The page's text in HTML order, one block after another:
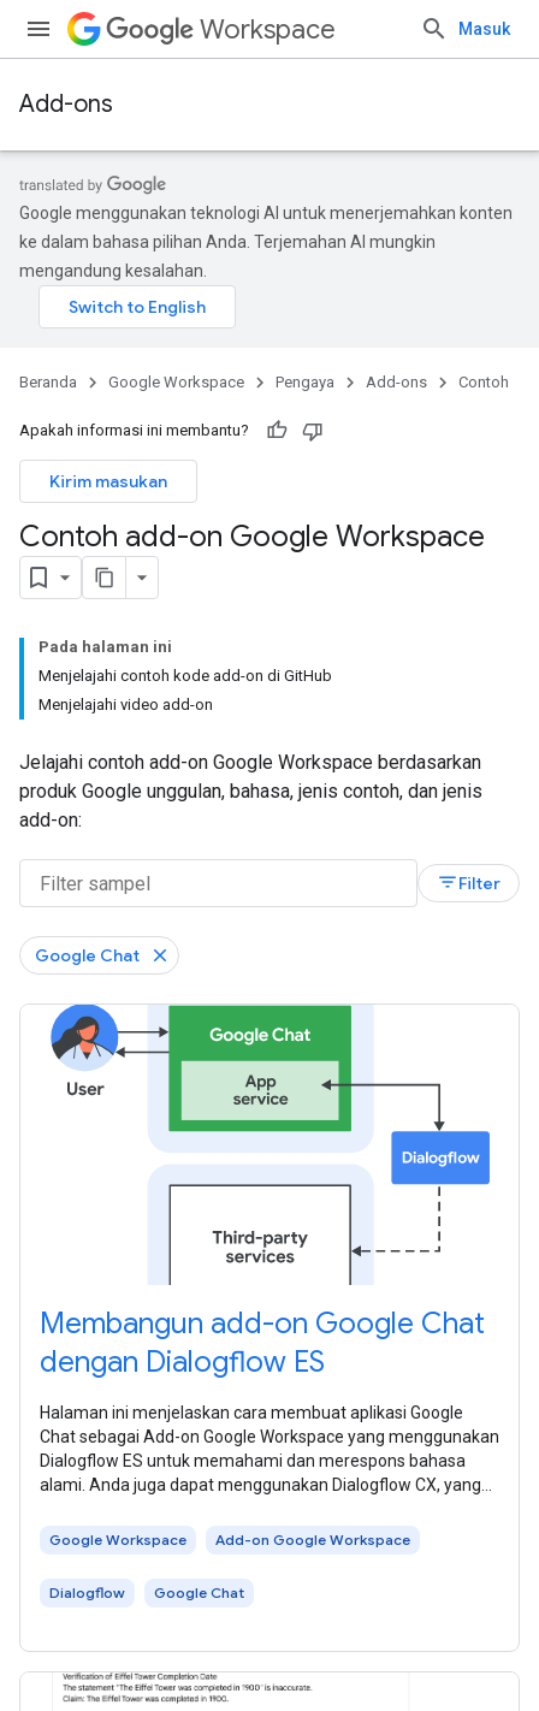
Workspace Masuk
Add-ons
Google menggunakan teknologi AI untuk menerjemahkan konten
ke dalam bahasa pilihan Anda. Terjemahan AI mungkin
mengandung kesalahan.
Beranda Google Workspace Pengaya Add-ons Contoh
Apakah informasi ini membantu?
Kirim masukan
Contoh add-on Google Workspace
Pada halaman ini
Menjelajahi contoh kode add-on di GitHub
Menjelajahi video add-on
Jelajahi contoh add-on Google Workspace berdasarkan
produk Google unggulan, bahasa, jenis contoh, dan jenis
add-on:
filter_listFilter
Google Chat
Membangun add-on Google Chat
dengan Dialogflow ES
Halaman ini menjelaskan cara membuat aplikasi Google
Chat sebagai Add-on Google Workspace yang menggunakan
Dialogflow ES untuk memahami dan merespons bahasa
alami. Anda juga dapat menggunakan Dialogflow CX, yang
Google Workspace Add-on Google Workspace
Dialogflow Google Chat